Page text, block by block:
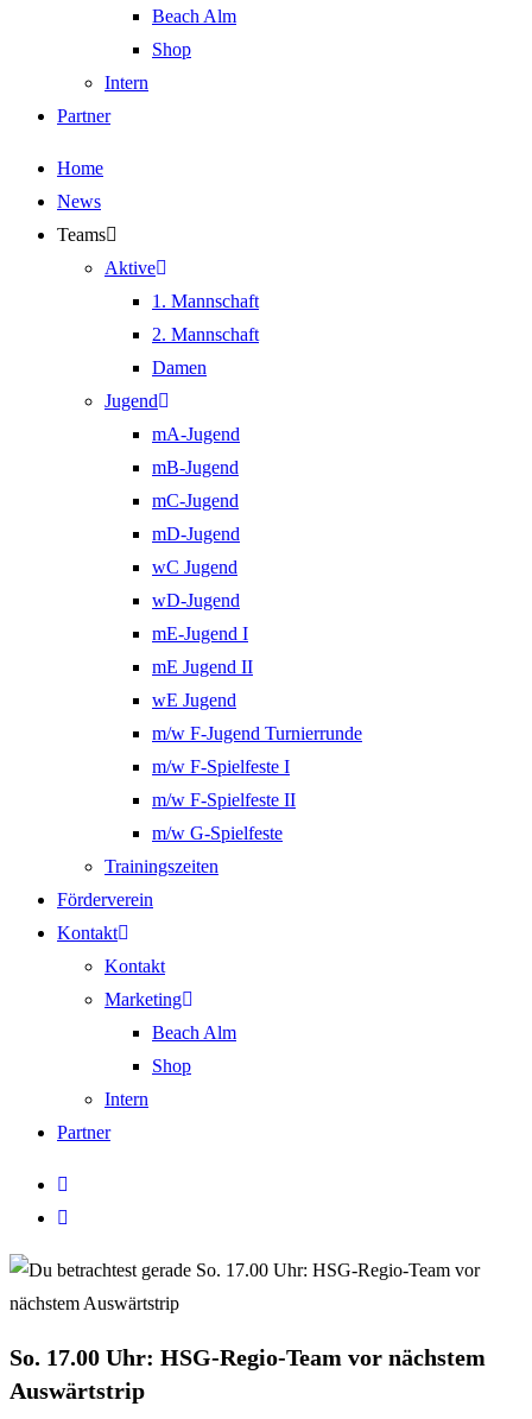
Beach Alm
Shop
Intern
Partner
Home
News
Teams
Aktive
1. Mannschaft
2. Mannschaft
Damen
Jugend
mA-Jugend
mB-Jugend
mC-Jugend
mD-Jugend
wC Jugend
wD-Jugend
mE-Jugend I
mE Jugend II
wE Jugend
m/w F-Jugend Turnierrunde
m/w F-Spielfeste I
m/w F-Spielfeste II
m/w G-Spielfeste
Trainingszeiten
Förderverein
Kontakt
Kontakt
Marketing
Beach Alm
Shop
Intern
Partner
So. 17.00 Uhr: HSG-Regio-Team vor nächstem
Auswärtstrip